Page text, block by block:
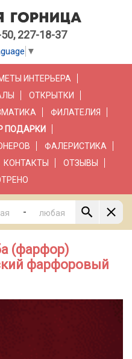
227-18-37
▼
ИНТЕРЬЕРА
ОТКРЫТКИ
ФИЛАТЕЛИЯ
ПОДАРКИ
ФАЛЕРИСТИКА
КОНТАКТЫ
ОТЗЫВЫ
-
(фарфор)
фарфоровый